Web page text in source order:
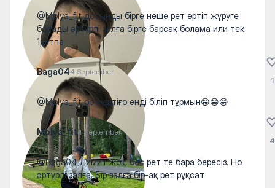
@Molya_fit досыңды бірге неше рет ертіп жүруге
болады әртүрлі залға бірге барсақ болама или тек
1ретпа
Baga044 September
@Molya_fit оо күштіғо енді біліп тұрмын😁😁😁
1
Molya_fit4 September
@Baga04 Лимит жоқ, бес рет те бара бересіз. Но
әртүрлі залға. Бір залға бір-ақ рет рұқсат
4